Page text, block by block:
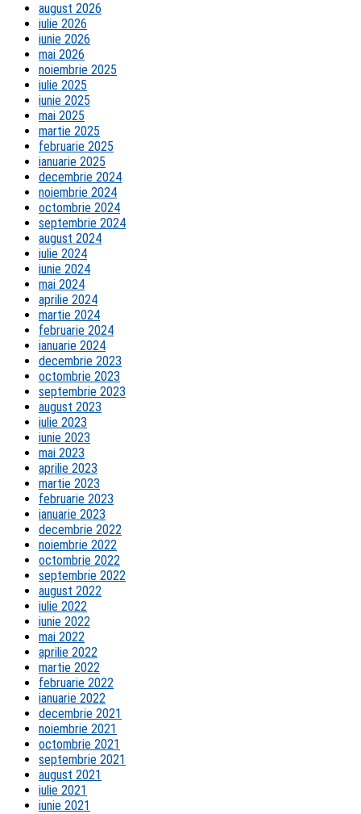
august 2026
iulie 2026
iunie 2026
mai 2026
noiembrie 2025
iulie 2025
iunie 2025
mai 2025
martie 2025
februarie 2025
ianuarie 2025
decembrie 2024
noiembrie 2024
octombrie 2024
septembrie 2024
august 2024
iulie 2024
iunie 2024
mai 2024
aprilie 2024
martie 2024
februarie 2024
ianuarie 2024
decembrie 2023
octombrie 2023
septembrie 2023
august 2023
iulie 2023
iunie 2023
mai 2023
aprilie 2023
martie 2023
februarie 2023
ianuarie 2023
decembrie 2022
noiembrie 2022
octombrie 2022
septembrie 2022
august 2022
iulie 2022
iunie 2022
mai 2022
aprilie 2022
martie 2022
februarie 2022
ianuarie 2022
decembrie 2021
noiembrie 2021
octombrie 2021
septembrie 2021
august 2021
iulie 2021
iunie 2021